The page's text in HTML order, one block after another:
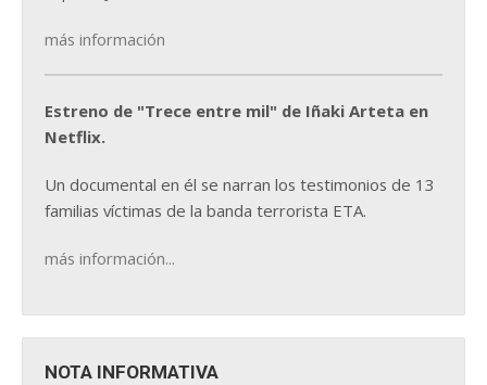
más información
Estreno de "Trece entre mil" de Iñaki Arteta en
Netflix.
Un documental en él se narran los testimonios de 13
familias víctimas de la banda terrorista ETA.
más información...
NOTA INFORMATIVA